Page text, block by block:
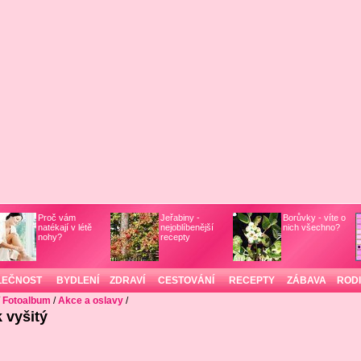
Proč vám
natékají v létě
nohy?
Jeřabiny -
nejoblíbenější
recepty
Borůvky - víte o
nich všechno?
BYDLENÍ ZDRAVÍ CESTOVÁNÍ RECEPTY ZÁBAVA
Fotoalbum /Akce a oslavy/
vyšitý